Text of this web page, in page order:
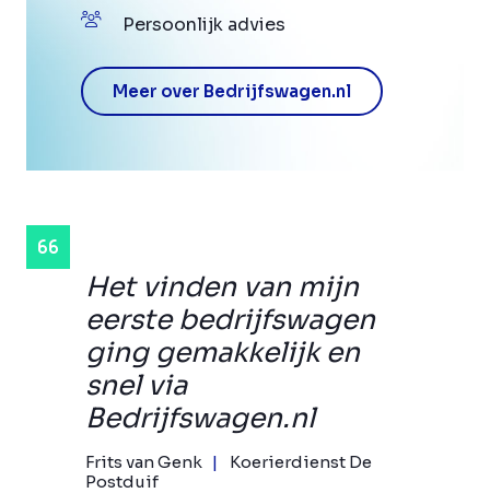
Het vinden van mijn
eerste bedrijfswagen
ging gemakkelijk en
snel via
Bedrijfswagen.nl
Frits van Genk
Koerierdienst De
Postduif
Persoonlijk advies
Meer over Bedrijfswagen.nl